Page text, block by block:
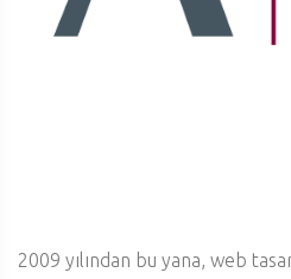
2009 yılından bu yana, web